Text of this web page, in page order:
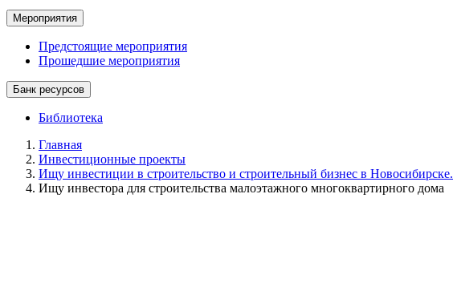
Мероприятия
Предстоящие мероприятия
Прошедшие мероприятия
Банк ресурсов
Библиотека
Главная
Инвестиционные проекты
Ищу инвестиции в строительство и строительный бизнес в Новосибирске.
Ищу инвестора для строительства малоэтажного многоквартирного дома